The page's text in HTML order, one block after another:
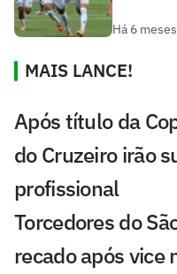
Há 6 meses
MAIS LANCE!
Após título da
do Cruzeiro irão
profissional
Torcedores do
recado após vice